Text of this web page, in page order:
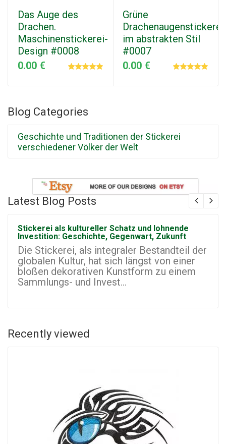
Das Auge des
Drachen.
Maschinenstickerei-
Design #0008
0.00 €
Grüne
Drachenaugenstickerei
im abstrakten Stil
#0007
0.00 €
Blog Categories
Geschichte und Traditionen der Stickerei
verschiedener Völker der Welt
Latest Blog Posts
Stickerei als kultureller Schatz und lohnende
Investition: Geschichte, Gegenwart, Zukunft
Die Stickerei, als integraler Bestandteil der
globalen Kultur, hat sich längst von einer
bloßen dekorativen Kunstform zu einem
Sammlungs- und Invest...
Recently viewed